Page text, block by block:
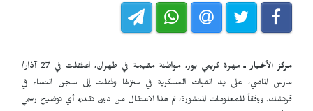
مركز الأخبار ـ
مهرة كريمي بور، مواطنة مقيمة في طهران، اعتُقلت في 27 آذار/
مارس الماضي، على يد القوات العسكرية في منزلها ونُقلت إلى سجن النساء في
قرتشك. ووفقاً للمعلومات المنشورة، تم هذا الاعتقال من دون تقديم أي توضيح رسمي